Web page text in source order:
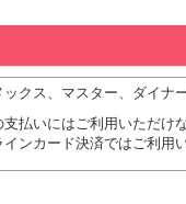
ックス、マスター、ダイナ
払いにはご利用いただけ
ンカード決済ではご利用